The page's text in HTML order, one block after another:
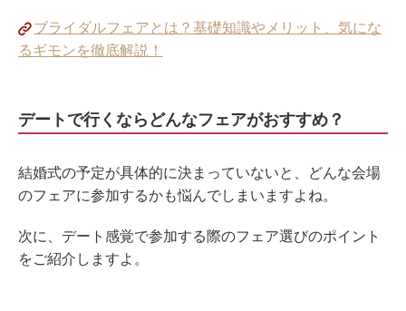
ブライダルフェアとは？基礎知識やメリット、気にな
るギモンを徹底解説！
デートで行くならどんなフェアがおすすめ？
結婚式の予定が具体的に決まっていないと、どんな会場
のフェアに参加するかも悩んでしまいますよね。
次に、デート感覚で参加する際のフェア選びのポイント
をご紹介しますよ。